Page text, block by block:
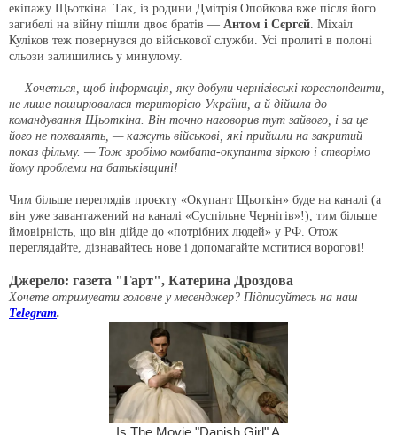
екіпажу Щьоткіна. Так, із родини Дмітрія Опойкова вже після його
загибелі на війну пішли двоє братів — Антом і Сєргєй . Міхаіл
Куліков теж повернувся до військової служби. Усі пролиті в полоні
сльози залишились у минулому.
— Хочеться, щоб інформація, яку добули чернігівські кореспонденти,
не лише поширювалася територією України, а й дійшла до
командування Щьоткіна. Він точно наговорив тут зайвого, і за це
його не похвалять, — кажуть військові, які прийшли на закритий
показ фільму. — Тож зробімо комбата-окупанта зіркою і створімо
йому проблеми на батьківщині!
Чим більше переглядів проєкту «Окупант Щьоткін» буде на каналі (а
він уже завантажений на каналі «Суспільне Чернігів»!), тим більше
ймовірність, що він дійде до «потрібних людей» у РФ. Отож
переглядайте, дізнавайтесь нове і допомагайте мститися ворогові!
Джерело: газета "Гарт", Катерина Дроздова
Хочете отримувати головне у месенджер? Підписуйтесь на наш
Telegram.